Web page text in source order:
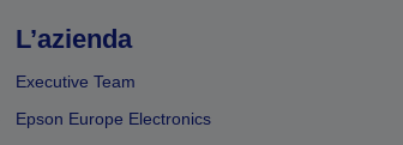
L’azienda
Executive Team
Epson Europe Electronics